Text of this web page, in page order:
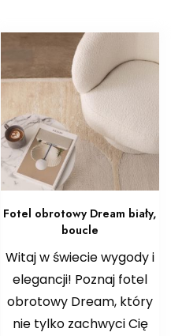
Fotel obrotowy Dream biały,
boucle
Witaj w świecie wygody i
elegancji! Poznaj fotel
obrotowy Dream, który
nie tylko zachwyci Cię